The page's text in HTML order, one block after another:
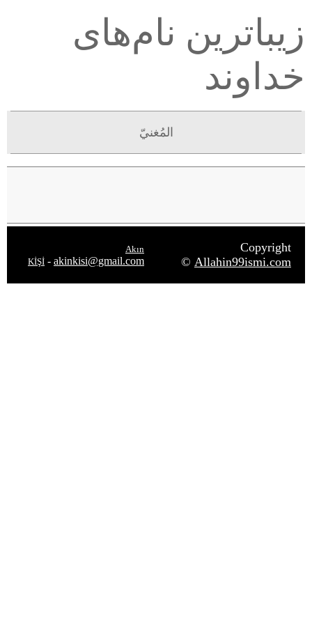
زیباترین نام‌های
خداوند
المُغنيّ
Copyright
© Allahin99ismi.com
Akın
KİŞİ - akinkisi@gmail.com